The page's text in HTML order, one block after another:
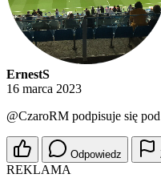
ErnestS
16 marca 2023
@CzaroRM podpisuje się
Odpowiedz
REKLAMA